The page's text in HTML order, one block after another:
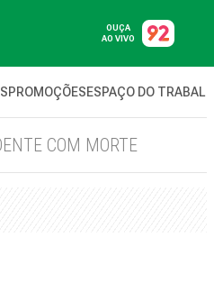
OUÇA
AO VIVO
PROMOÇÕESESPAÇO DO
COM MORTE